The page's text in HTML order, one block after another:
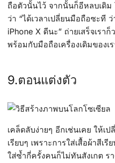
ถือตัวนั้นไว้ จากนั้นก็อีหลบเดิม
ว่า “ได้เวลาเปลี่ยนมือถือซะที
iPhone X ดีนะ” ถ่ายเสร็จเรา
พร้อมกับมือถือเครื่องเดิมของเร
9.ตอนแต่งตัว
เคล็ดลับง่ายๆ อีกเช่นเคย ให้เ
เรียบๆ เพราะการใส่เสื้อผ้าสีเ
ใส่ซ้ำกี่ครั้งคนก็ไม่ทันสังเกต ร